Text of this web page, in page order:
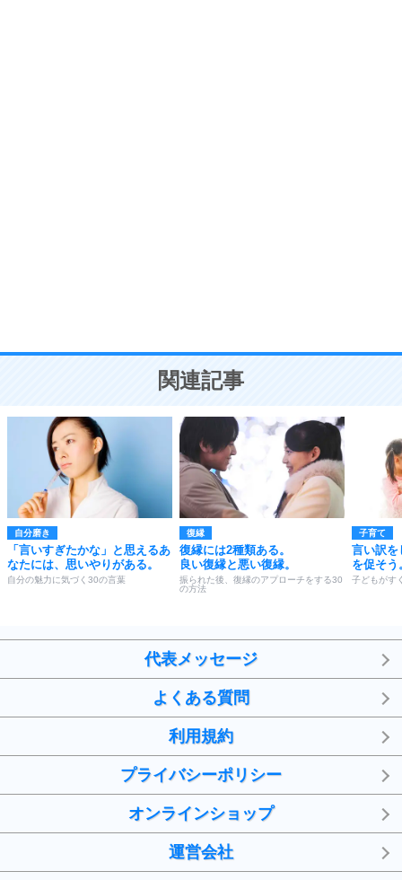
ことが大切。
関連記事
自分磨き
「言いすぎたかな」と思えるあ
なたには、思いやりがある。
自分の魅力に気づく30の言葉
復縁
復縁には2種類ある。
良い復縁と悪い復縁。
振られた後、復縁のアプローチをする30
の方法
子育て
言い訳を
を促そう
子どもがす
代表メッセージ
よくある質問
利用規約
プライバシーポリシー
オンラインショップ
運営会社